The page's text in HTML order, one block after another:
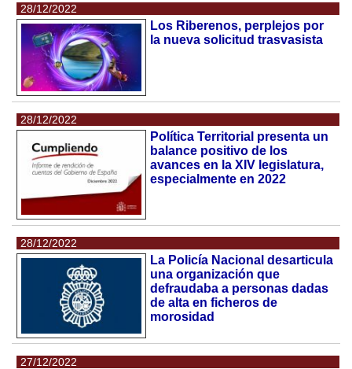
28/12/2022
Los Riberenos, perplejos por
la nueva solicitud trasvasista
28/12/2022
Política Territorial presenta un
balance positivo de los
avances en la XIV legislatura,
especialmente en 2022
28/12/2022
La Policía Nacional desarticula
una organización que
defraudaba a personas dadas
de alta en ficheros de
morosidad
27/12/2022